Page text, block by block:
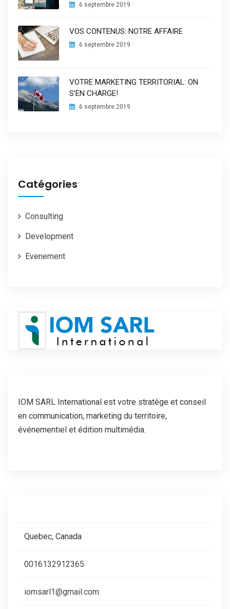
6 septembre 2019
VOS CONTENUS: NOTRE AFFAIRE
6 septembre 2019
VOTRE MARKETING TERRITORIAL: ON
S’EN CHARGE!
6 septembre 2019
Catégories
Consulting
Development
Evenement
IOM SARL International est votre stratège et conseil
en communication, marketing du territoire,
événementiel et édition multimédia.
Quebec, Canada
0016132912365
iomsarl1@gmail.com